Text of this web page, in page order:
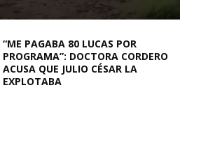
“ME PAGABA 80 LUCAS POR
PROGRAMA”: DOCTORA CORDERO
ACUSA QUE JULIO CÉSAR LA
EXPLOTABA